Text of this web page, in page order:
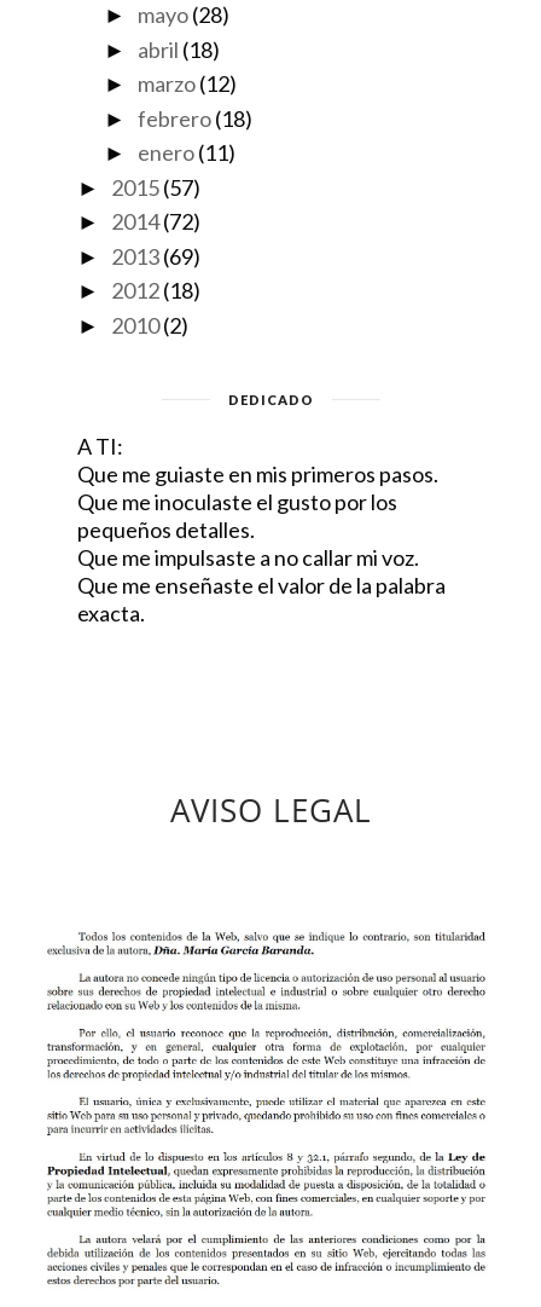
► mayo (28)
► abril (18)
► marzo (12)
► febrero (18)
► enero (11)
► 2015(57)
► 2014(72)
► 2013(69)
► 2012(18)
► 2010(2)
DEDICADO
A TI:
Que me guiaste en mis primeros pasos.
Que me inoculaste el gusto por los
pequeños detalles.
Que me impulsaste a no callar mi voz.
Que me enseñaste el valor de la palabra
exacta.
AVISO LEGAL